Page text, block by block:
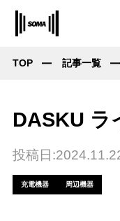
TOP 記事一覧
DASKU ラ
投稿日
充電機器 周辺機器